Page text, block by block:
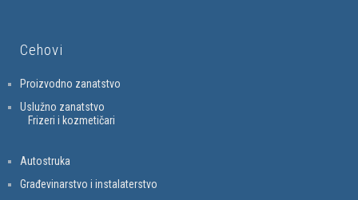
Cehovi
Proizvodno zanatstvo
Uslužno zanatstvo
Frizeri i kozmetičari
Autostruka
Građevinarstvo i instalaterstvo